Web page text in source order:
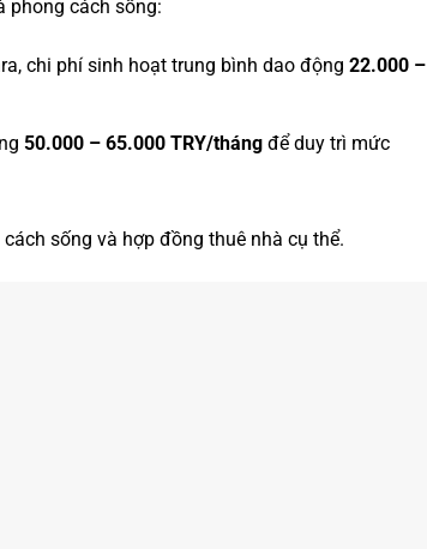
phong cách sống:
chi phí sinh hoạt trung bình dao động 22.000 –
50.000 – 65.000 TRY/tháng để duy trì mức
sống và hợp đồng thuê nhà cụ thể.